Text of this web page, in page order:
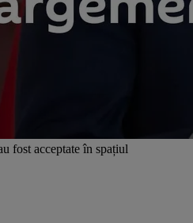
fost acceptate în spațiul